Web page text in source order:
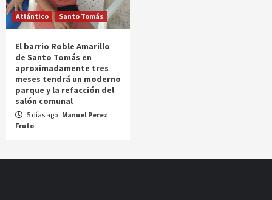
Atlántico Santo Tomás
El barrio Roble Amarillo
de Santo Tomás en
aproximadamente tres
meses tendrá un moderno
parque y la refacción del
salón comunal
5 días ago Manuel Perez
Fruto